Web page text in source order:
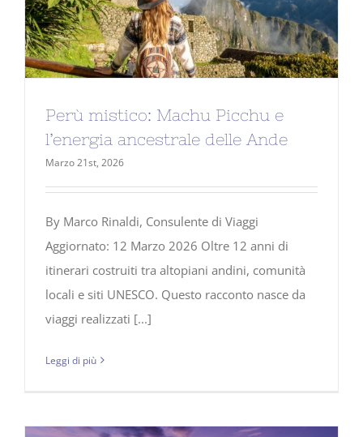
Perù mistico: Machu Picchu e
l’energia ancestrale delle Ande
Marzo 21st, 2026
By Marco Rinaldi, Consulente di Viaggi
Aggiornato: 12 Marzo 2026 Oltre 12 anni di
itinerari costruiti tra altopiani andini, comunità
locali e siti UNESCO. Questo racconto nasce da
viaggi realizzati [...]
Leggi di più